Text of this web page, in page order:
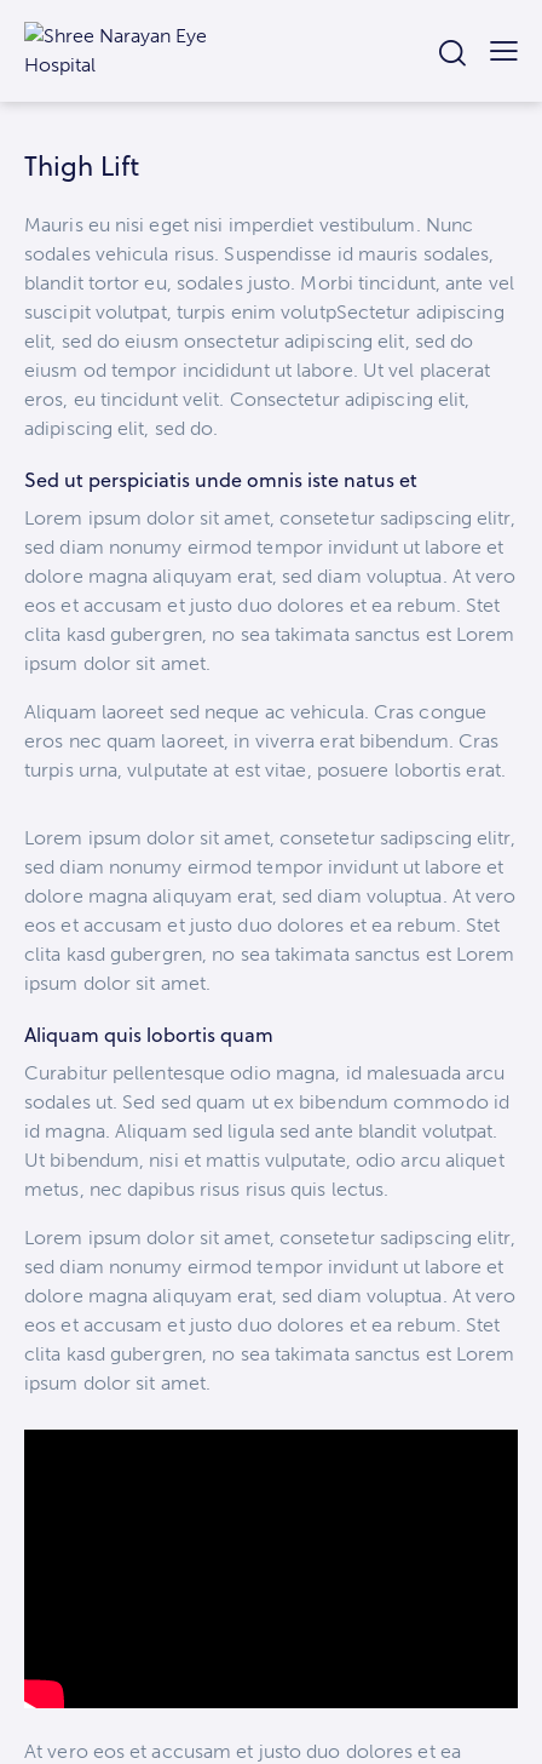
Thigh Lift
Mauris eu nisi eget nisi imperdiet vestibulum. Nunc
sodales vehicula risus. Suspendisse id mauris sodales,
blandit tortor eu, sodales justo. Morbi tincidunt, ante vel
suscipit volutpat, turpis enim volutpSectetur adipiscing
elit, sed do eiusm onsectetur adipiscing elit, sed do
eiusm od tempor incididunt ut labore. Ut vel placerat
eros, eu tincidunt velit. Consectetur adipiscing elit,
adipiscing elit, sed do.
Sed ut perspiciatis unde omnis iste natus et
Lorem ipsum dolor sit amet, consetetur sadipscing elitr,
sed diam nonumy eirmod tempor invidunt ut labore et
dolore magna aliquyam erat, sed diam voluptua. At vero
eos et accusam et justo duo dolores et ea rebum. Stet
clita kasd gubergren, no sea takimata sanctus est Lorem
ipsum dolor sit amet.
Aliquam laoreet sed neque ac vehicula. Cras congue
eros nec quam laoreet, in viverra erat bibendum. Cras
turpis urna, vulputate at est vitae, posuere lobortis erat.
Lorem ipsum dolor sit amet, consetetur sadipscing elitr,
sed diam nonumy eirmod tempor invidunt ut labore et
dolore magna aliquyam erat, sed diam voluptua. At vero
eos et accusam et justo duo dolores et ea rebum. Stet
clita kasd gubergren, no sea takimata sanctus est Lorem
ipsum dolor sit amet.
Aliquam quis lobortis quam
Curabitur pellentesque odio magna, id malesuada arcu
sodales ut. Sed sed quam ut ex bibendum commodo id
id magna. Aliquam sed ligula sed ante blandit volutpat.
Ut bibendum, nisi et mattis vulputate, odio arcu aliquet
metus, nec dapibus risus risus quis lectus.
Lorem ipsum dolor sit amet, consetetur sadipscing elitr,
sed diam nonumy eirmod tempor invidunt ut labore et
dolore magna aliquyam erat, sed diam voluptua. At vero
eos et accusam et justo duo dolores et ea rebum. Stet
clita kasd gubergren, no sea takimata sanctus est Lorem
ipsum dolor sit amet.
At vero eos et accusam et justo duo dolores et ea